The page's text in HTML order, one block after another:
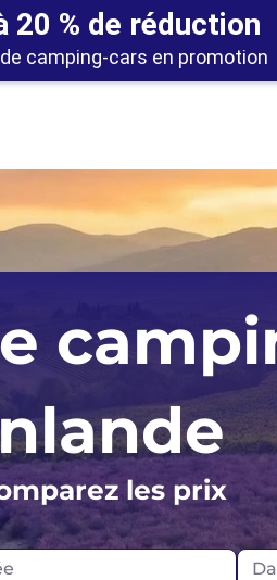
20 % de réduction
camping-cars en promotion
les prix